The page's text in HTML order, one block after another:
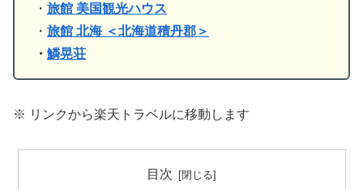
・ 旅館 美国観光ハウス
・ 旅館 北海 ＜北海道積丹郡＞
・ 鱗晃荘
※ リンクから楽天トラベルに移動します
目次